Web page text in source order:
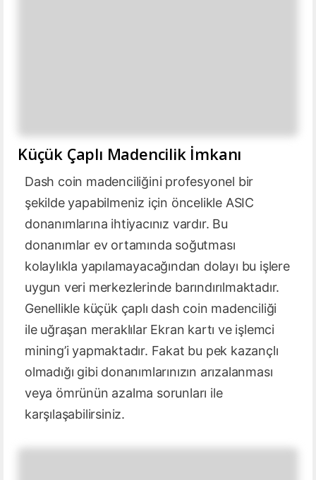
Küçük Çaplı Madencilik İmkanı
Dash coin madenciliğini profesyonel bir
şekilde yapabilmeniz için öncelikle ASIC
donanımlarına ihtiyacınız vardır. Bu
donanımlar ev ortamında soğutması
kolaylıkla yapılamayacağından dolayı bu işlere
uygun veri merkezlerinde barındırılmaktadır.
Genellikle küçük çaplı dash coin madenciliği
ile uğraşan meraklılar Ekran kartı ve işlemci
mining’i yapmaktadır. Fakat bu pek kazançlı
olmadığı gibi donanımlarınızın arızalanması
veya ömrünün azalma sorunları ile
karşılaşabilirsiniz.